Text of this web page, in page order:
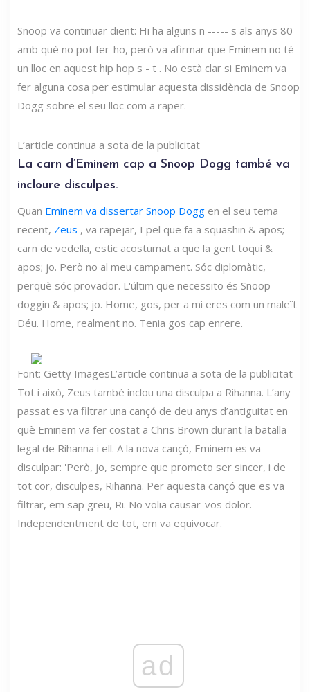
Snoop va continuar dient: Hi ha alguns n ----- s als anys 80
amb què no pot fer-ho, però va afirmar que Eminem no té
un lloc en aquest hip hop s - t . No està clar si Eminem va
fer alguna cosa per estimular aquesta dissidència de Snoop
Dogg sobre el seu lloc com a raper.
L’article continua a sota de la publicitat
La carn d’Eminem cap a Snoop Dogg també va
incloure disculpes.
Quan Eminem va dissertar Snoop Dogg en el seu tema
recent, Zeus , va rapejar, I pel que fa a squashin & apos;
carn de vedella, estic acostumat a que la gent toqui &
apos; jo. Però no al meu campament. Sóc diplomàtic,
perquè sóc provador. L'últim que necessito és Snoop
doggin & apos; jo. Home, gos, per a mi eres com un maleït
Déu. Home, realment no. Tenia gos cap enrere.
Font: Getty ImagesL’article continua a sota de la publicitat
Tot i això, Zeus també inclou una disculpa a Rihanna. L’any
passat es va filtrar una cançó de deu anys d’antiguitat en
què Eminem va fer costat a Chris Brown durant la batalla
legal de Rihanna i ell. A la nova cançó, Eminem es va
disculpar: 'Però, jo, sempre que prometo ser sincer, i de
tot cor, disculpes, Rihanna. Per aquesta cançó que es va
filtrar, em sap greu, Ri. No volia causar-vos dolor.
Independentment de tot, em va equivocar.
ad